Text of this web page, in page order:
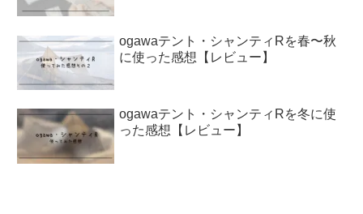
ogawaテント・シャンティRを春〜秋
に使った感想【レビュー】
ogawaテント・シャンティRを冬に使
った感想【レビュー】